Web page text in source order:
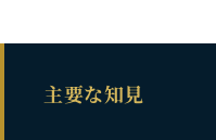
主要な知見